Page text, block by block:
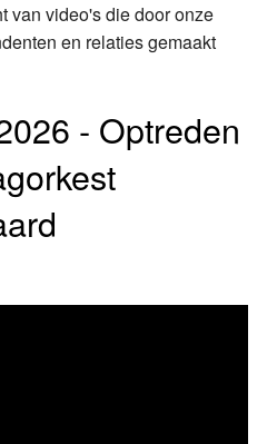
van video's die door onze
en relaties gemaakt
‑ Optreden